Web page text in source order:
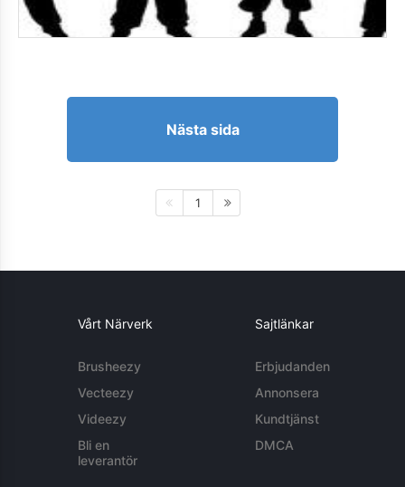
Nästa sida
1
Vårt Närverk
Brusheezy
Vecteezy
Videezy
Bli en
leverantör
Sajtlänkar
Erbjudanden
Annonsera
Kundtjänst
DMCA